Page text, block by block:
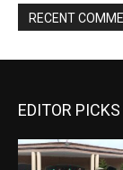
EDITOR PICKS